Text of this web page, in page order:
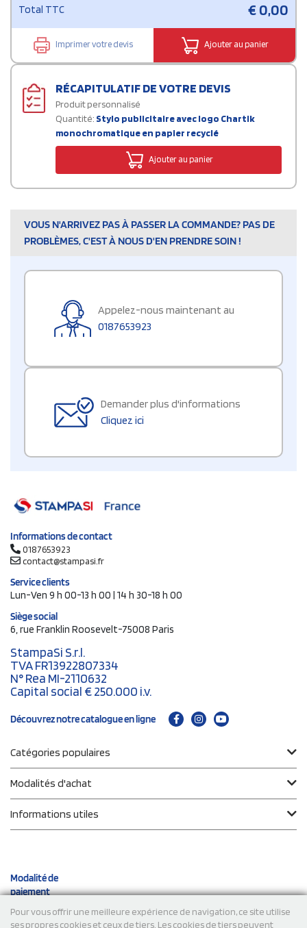
Pour vous offrir une meilleure expérience de navigation, ce site utilise
ses propres cookies et ceux de tiers. Les cookies de tiers peuvent
Total TTC €0,00
Imprimer votre devis Ajouter au panier
RÉCAPITULATIF DE VOTRE DEVIS
Produit personnalisé
Quantité: Stylo publicitaire avec logo Chartik
monochromatique en papier recyclé
Ajouter au panier
VOUS N'ARRIVEZ PAS À PASSER LA COMMANDE? PAS DE
PROBLÈMES, C'EST À NOUS D'EN PRENDRE SOIN !
Appelez-nous maintenant au
0187653923
Demander plus d'informations
Cliquez ici
Informations de contact
0187653923
contact@stampasi.fr
Service clients
Lun-Ven 9 h 00-13 h 00 | 14 h 30-18 h 00
Siège social
6, rue Franklin Roosevelt-75008 Paris
StampaSi S.r.l.
TVA FR13922807334
N° Rea MI-2110632
Capital social € 250.000 i.v.
Découvrez notre catalogue en ligne
Catégories populaires
Modalités d'achat
Informations utiles
Modalité de
paiement